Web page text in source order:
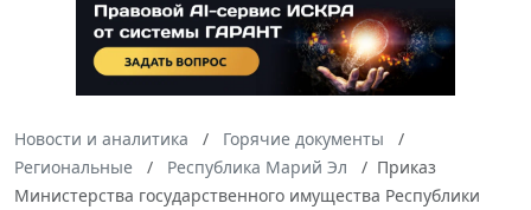
Новости и аналитика
Горячие документы
Региональные
Республика Марий Эл
Приказ
Министерства государственного имущества Республики